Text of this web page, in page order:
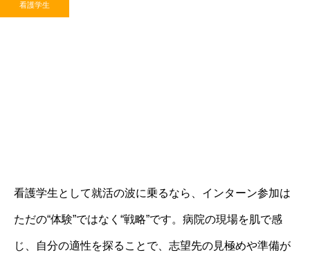
看護学生
看護学生として就活の波に乗るなら、インターン参加は
ただの“体験”ではなく“戦略”です。病院の現場を肌で感
じ、自分の適性を探ることで、志望先の見極めや準備が